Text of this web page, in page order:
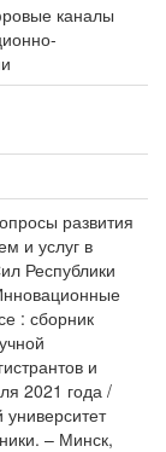
каналы
развития
и услуг в
Республики
: сборник
и
2021 года /
университет
– Минск,